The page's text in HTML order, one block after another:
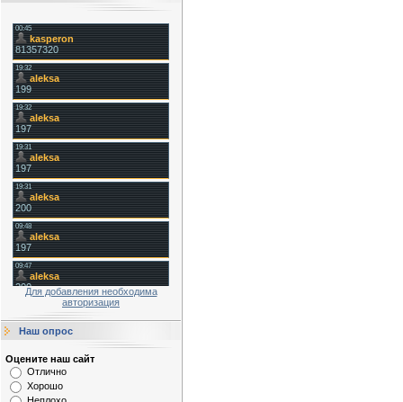
Для добавления необходима
авторизация
Наш опрос
Оцените наш сайт
Отлично
Хорошо